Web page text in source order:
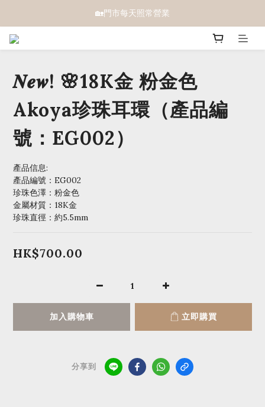
🏡門市每天照常營業
𝑵𝒆𝒘! 🌸18K金 粉金色
Akoya珍珠耳環（產品編
號：EG002）
產品信息:
產品編號：EG002
珍珠色澤：粉金色
金屬材質：18K金
珍珠直徑：約5.5mm
HK$700.00
加入購物車 立即購買
分享到